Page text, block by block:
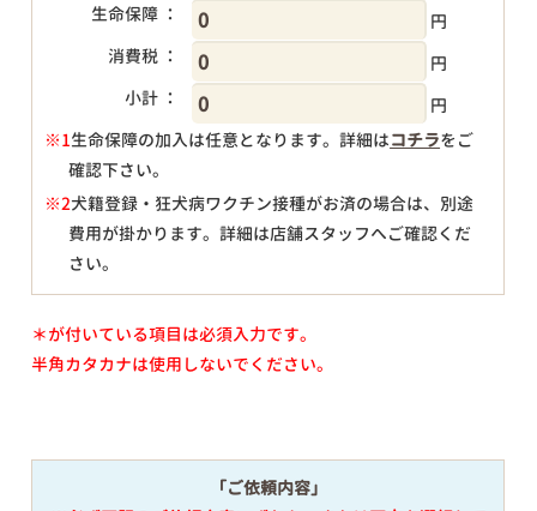
生命保障 ：
円
消費税 ：
円
小計 ：
円
※1生命保障の加入は任意となります。詳細はコチラをご
確認下さい。
※2犬籍登録・狂犬病ワクチン接種がお済の場合は、別途
費用が掛かります。詳細は店舗スタッフへご確認くだ
さい。
＊が付いている項目は必須入力です。
半角カタカナは使用しないでください。
「ご依頼内容」